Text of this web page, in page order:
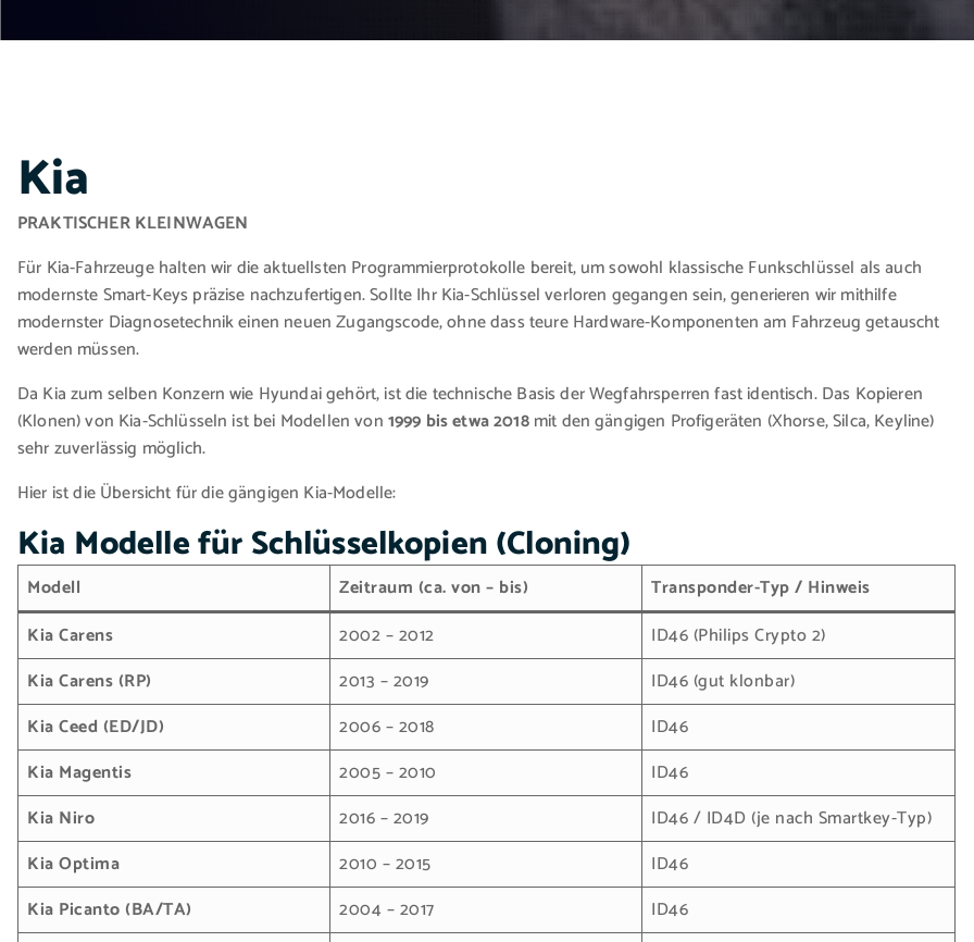
Kia
PRAKTISCHER KLEINWAGEN
Für Kia-Fahrzeuge halten wir die aktuellsten Programmierprotokolle bereit, um sowohl klassische Funkschlüssel als auch
modernste Smart-Keys präzise nachzufertigen. Sollte Ihr Kia-Schlüssel verloren gegangen sein, generieren wir mithilfe
modernster Diagnosetechnik einen neuen Zugangscode, ohne dass teure Hardware-Komponenten am Fahrzeug getauscht
werden müssen.
Da Kia zum selben Konzern wie Hyundai gehört, ist die technische Basis der Wegfahrsperren fast identisch. Das Kopieren
(Klonen) von Kia-Schlüsseln ist bei Modellen von1999 bis etwa 2018mit den gängigen Profigeräten (Xhorse, Silca, Keyline)
sehr zuverlässig möglich.
Hier ist die Übersicht für die gängigen Kia-Modelle:
Kia Modelle für Schlüsselkopien (Cloning)
Modell Zeitraum (ca. von – bis)
Transponder-Typ / Hinweis
Kia Carens
2002 – 2012
ID46 (Philips Crypto 2)
Kia Carens (RP)
2013 – 2019
ID46 (gut klonbar)
Kia Ceed (ED/JD)
2006 – 2018
ID46
Kia Magentis
2005 – 2010
ID46
Kia Niro
2016 – 2019
ID46 / ID4D (je nach Smartkey-Typ)
Kia Optima
2010 – 2015
ID46
Kia Picanto (BA/TA)
2004 – 2017
ID46